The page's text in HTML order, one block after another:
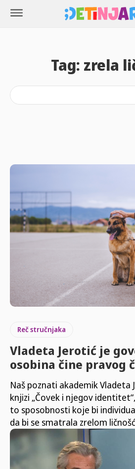
Tag: zrela
Reč stručnjaka
Vladeta Jerotić je
osobina čine pravog
Naš poznati akademik Vladeta
knjizi „Čovek i njegov
to sposobnosti koje bi
da bi se smatrala zrelom